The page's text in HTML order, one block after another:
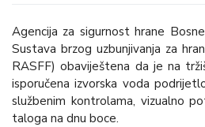
Agencija za sigurnost hrane
Sustava brzog uzbunjivanja za
RASFF) obaviještena da je na
isporučena izvorska voda
službenim kontrolama, vizualno
taloga na dnu boce.